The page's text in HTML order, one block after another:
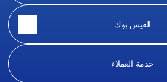
الفيس بوك
خدمة العملاء